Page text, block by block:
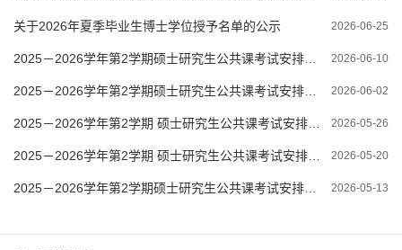
2026-06-25
关于2026年夏季毕业生博士学位授予名单的公示
2026-06-10
2025－2026学年第2学期硕士研究生公共课考试安排（第15周）
2026-06-02
2025－2026学年第2学期硕士研究生公共课考试安排（第14周）
2026-05-26
2025－2026学年第2学期 硕士研究生公共课考试安排（第13周）
2026-05-20
2025－2026学年第2学期 硕士研究生公共课考试安排（第12周）
2026-05-13
2025－2026学年第2学期硕士研究生公共课考试安排（第11周）